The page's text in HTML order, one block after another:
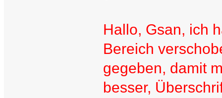
Hallo, Gsan, ich
Bereich
gegeben, damit
besser,